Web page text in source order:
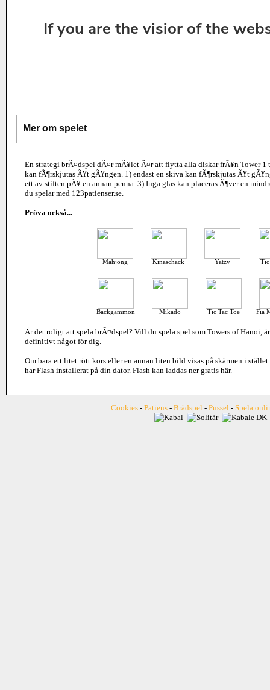
Mer om spelet
En strategi brÃ¤dspel dÃ¤r mÃ¥let Ã¤r att flytta alla diskar frÃ¥n Tower
kan fÃ¶rskjutas Ã¥t gÃ¥ngen. 1) endast en skiva kan fÃ¶rskjutas Ã¥t
ett av stiften pÃ¥ en annan penna. 3) Inga glas kan placeras Ã¶ver en
du spelar med 123patienser.se.
Pröva också...
Mahjong Kinaschack Yatzy Tic
Backgammon Mikado Tic Tac Toe Fia
Är det roligt att spela brÃ¤dspel? Vill du spela spel som Towers of Hanoi,
definitivt något för dig.
Om bara ett litet rött kors eller en annan liten bild visas på skärmen i
har Flash installerat på din dator. Flash kan laddas ner gratis här.
Cookies- Patiens- Brädspel- Pussel- Spela